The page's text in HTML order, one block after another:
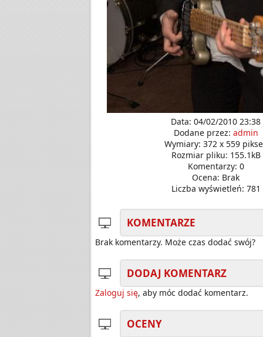
Data: 04/02/2010 23:38
Dodane przez: admin
Wymiary: 372 x 559
Rozmiar pliku: 155.1kB
Komentarzy: 0
Ocena: Brak
Liczba wyświetleń: 781
KOMENTARZE
Brak komentarzy. Może czas dodać swój?
DODAJ KOMENTARZ
Zaloguj się, aby móc dodać komentarz.
OCENY